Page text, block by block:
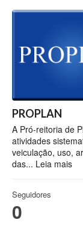
PROPLAN
A Pró-reitoria de
atividades
veiculação, uso,
das... Leia mais
Seguidores
0